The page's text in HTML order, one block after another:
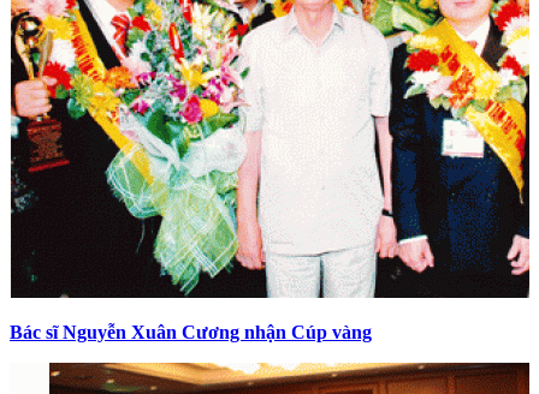
Bác sĩ Nguyễn Xuân Cương nhận Cúp vàng